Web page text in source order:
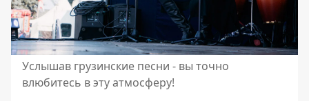
Услышав грузинские песни - вы точно
влюбитесь в эту атмосферу!